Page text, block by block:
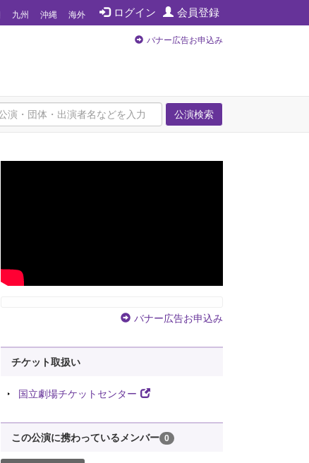
ログイン 会員登録
九州 沖縄 海外
バナー広告お申込み
公演検索
バナー広告お申込み
チケット取扱い
国立劇場チケットセンター
この公演に携わっているメンバー 0